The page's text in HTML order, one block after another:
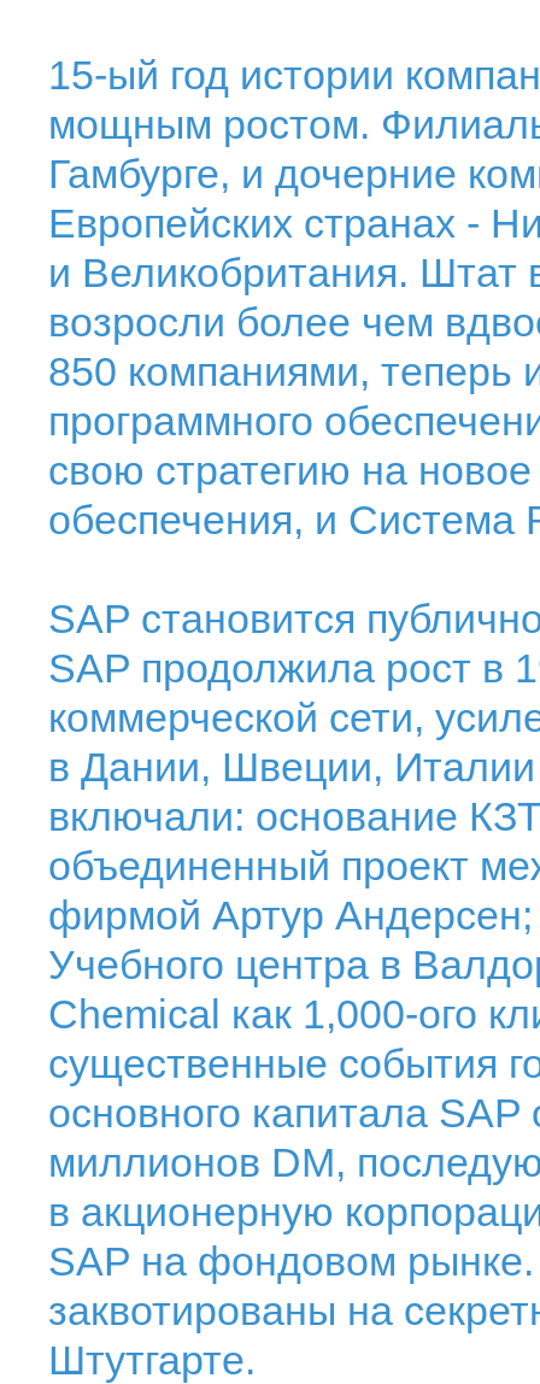
15-ый год истории
мощным ростом.
Гамбурге, и дочерние
Европейских странах -
и Великобритания. Штат
возросли более чем
850 компаниями,
программного
свою стратегию на
обеспечения, и Система
SAP становится
SAP продолжила рост в
коммерческой сети,
в Дании, Швеции,
включали: основание
объединенный проект
фирмой Артур
Учебного центра в
Chemical как 1,000-ого
существенные события
основного капитала
миллионов DM,
в акционерную
SAP на фондовом
заквотированы на
Штутгарте.